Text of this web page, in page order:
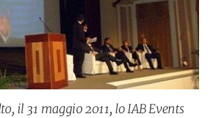
il 31 maggio 2011, lo IAB Events